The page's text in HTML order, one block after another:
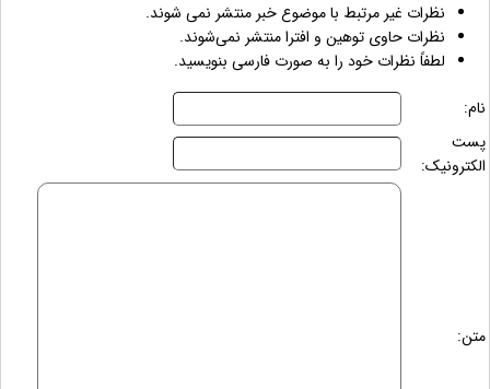
نظرات غیر مرتبط با موضوع خبر منتشر نمی شوند.
نظرات حاوی توهین و افترا منتشر نمی‌شوند.
لطفاً نظرات خود را به صورت فارسی بنویسید.
نام:
پست
الکترونیک:
متن: